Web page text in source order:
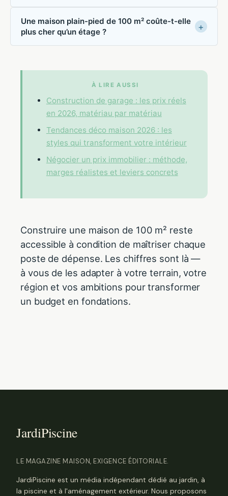
Une maison plain-pied de 100 m² coûte-t-elle
plus cher qu’un étage ?
À LIRE AUSSI
Construction de garage : les prix réels
en 2026, matériau par matériau
Tendances déco maison 2026 : les
styles qui transforment votre intérieur
Négocier un prix immobilier : méthode,
marges réalistes et leviers concrets
Construire une maison de 100 m² reste
accessible à condition de maîtriser chaque
poste de dépense. Les chiffres sont là —
à vous de les adapter à votre terrain, votre
région et vos ambitions pour transformer
un budget en fondations.
LE MAGAZINE MAISON, EXIGENCE ÉDITORIALE.
JardiPiscine est un média indépendant dédié au jardin, à
la piscine et à l'aménagement extérieur. Nous proposons